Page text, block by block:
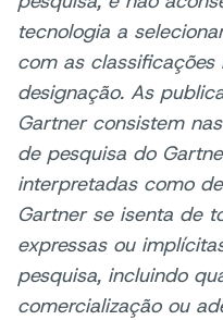
tecnologia a
com as
designação. As
Gartner consistem
de pesquisa do
interpretadas como
Gartner se isenta de
expressas ou
pesquisa, incluindo
comercialização ou